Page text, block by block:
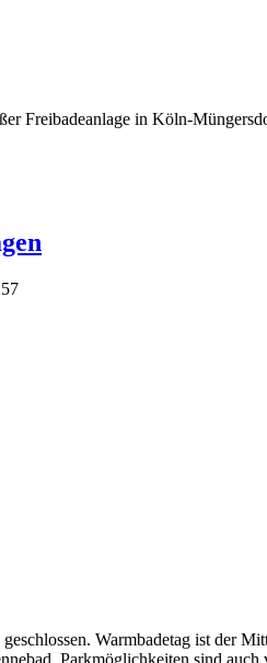
Freibadeanlage in Köln-
Warmbadetag ist der